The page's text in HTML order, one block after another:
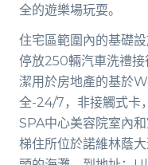
全的遊樂場玩耍。
住宅區範圍內的基礎
停放250輛汽車洗禮
潔用於房地產的基於
全-24/7，非接觸式卡
SPA中心美容院室內
梯住所位於諾維林蔭